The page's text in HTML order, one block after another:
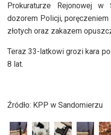
Prokuraturze Rejonowej w
dozorem Policji,
złotych oraz zakazem
Teraz 33-latkowi grozi kara
8 lat.
Źródło: KPP w Sandomierzu